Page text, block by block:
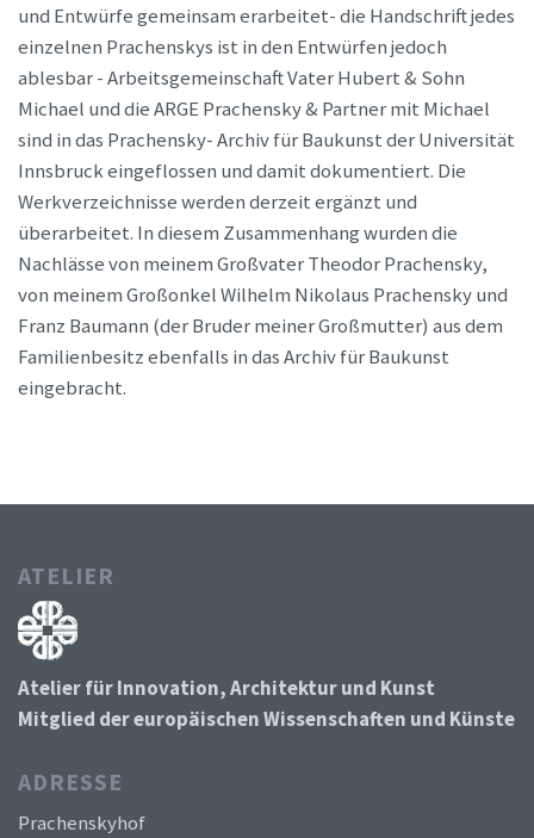
und Entwürfe gemeinsam erarbeitet- die Handschrift jedes
einzelnen Prachenskys ist in den Entwürfen jedoch
ablesbar - Arbeitsgemeinschaft Vater Hubert & Sohn
Michael und die ARGE Prachensky & Partner mit Michael
sind in das Prachensky- Archiv für Baukunst der Universität
Innsbruck eingeflossen und damit dokumentiert. Die
Werkverzeichnisse werden derzeit ergänzt und
überarbeitet. In diesem Zusammenhang wurden die
Nachlässe von meinem Großvater Theodor Prachensky,
von meinem Großonkel Wilhelm Nikolaus Prachensky und
Franz Baumann (der Bruder meiner Großmutter) aus dem
Familienbesitz ebenfalls in das Archiv für Baukunst
eingebracht.
ATELIER
Atelier für Innovation, Architektur und Kunst
Mitglied der europäischen Wissenschaften und Künste
ADRESSE
Prachenskyhof